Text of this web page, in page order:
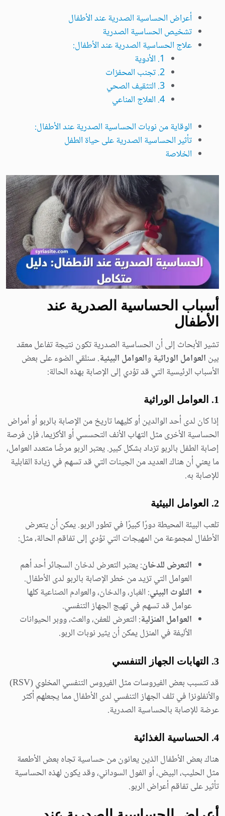
أعراض الحساسية الصدرية عند الأطفال
تشخيص الحساسية الصدرية
علاج الحساسية الصدرية عند الأطفال:
1. الأدوية
2. تجنب المحفزات
3. التثقيف الصحي
4. العلاج المناعي
الوقاية من نوبات الحساسية الصدرية عند الأطفال:
تأثير الحساسية الصدرية على حياة الطفل
الخلاصة
أسباب الحساسية الصدرية عند
الأطفال
تشير الأبحاث إلى أن الحساسية الصدرية تكون نتيجة تفاعل معقد
بين العوامل الوراثية والعوامل البيئية. سنلقي الضوء على بعض
الأسباب الرئيسية التي قد تؤدي إلى الإصابة بهذه الحالة:
1. العوامل الوراثية
إذا كان لدى أحد الوالدين أو كليهما تاريخ من الإصابة بالربو أو أمراض
الحساسية الأخرى مثل التهاب الأنف التحسسي أو الأكزيما، فإن فرصة
إصابة الطفل بالربو تزداد بشكل كبير. يعتبر الربو مرضًا متعدد العوامل،
ما يعني أن هناك العديد من الجينات التي قد تسهم في زيادة القابلية
للإصابة به.
2. العوامل البيئية
تلعب البيئة المحيطة دورًا كبيرًا في تطور الربو. يمكن أن يتعرض
الأطفال لمجموعة من المهيجات التي تؤدي إلى تفاقم الحالة، مثل:
التعرض للدخان: يعتبر التعرض لدخان السجائر أحد أهم
العوامل التي تزيد من خطر الإصابة بالربو لدى الأطفال.
التلوث البيئي: الغبار، والدخان، والعوادم الصناعية كلها
عوامل قد تسهم في تهيج الجهاز التنفسي.
العوامل المنزلية: التعرض للعفن، والعث، ووبر الحيوانات
الأليفة في المنزل يمكن أن يثير نوبات الربو.
3. التهابات الجهاز التنفسي
قد تتسبب بعض الفيروسات مثل الفيروس التنفسي المخلوي (RSV)
والأنفلونزا في تلف الجهاز التنفسي لدى الأطفال مما يجعلهم أكثر
عرضة للإصابة بالحساسية الصدرية.
4. الحساسية الغذائية
هناك بعض الأطفال الذين يعانون من حساسية تجاه بعض الأطعمة
مثل الحليب، البيض، أو الفول السوداني، وقد يكون لهذه الحساسية
تأثير على تفاقم أعراض الربو.